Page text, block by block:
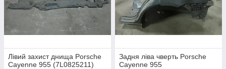
Лівий захист днища Porsche
Cayenne 955 (7L0825211)
Задня ліва чверть Porsche
Cayenne 955